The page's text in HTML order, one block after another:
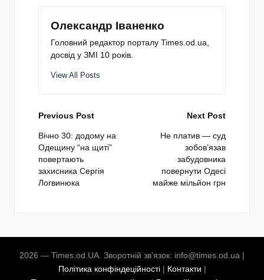
Олександр Іваненко
Головний редактор порталу Times.od.ua,
досвід у ЗМІ 10 років.
View All Posts
Post
navigation
Previous Post
Вічно 30: додому на
Одещину “на щиті”
повертають
захисника Сергія
Логвинюка
Next Post
Не платив — суд
зобов’язав
забудовника
повернути Одесі
майже мільйон грн
2026 — Times.od.UA. Зворотній зв'язок: info@times.od.ua |
Політика конфіндеційності| Контакти